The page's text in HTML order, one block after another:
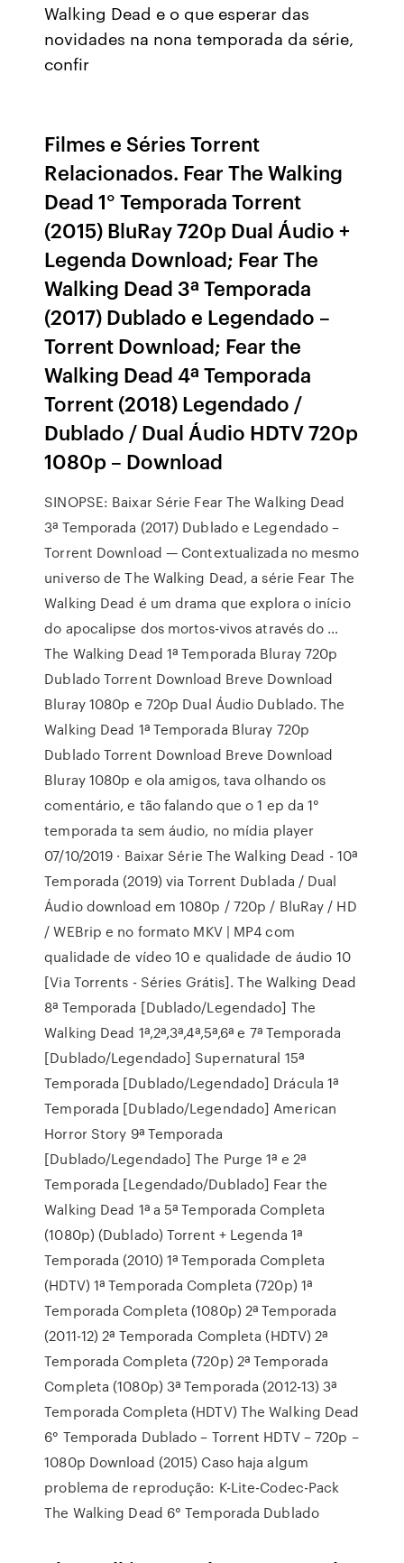
Walking Dead e o que esperar das
novidades na nona temporada da série,
confir
Filmes e Séries Torrent
Relacionados. Fear The Walking
Dead 1° Temporada Torrent
(2015) BluRay 720p Dual Áudio +
Legenda Download; Fear The
Walking Dead 3ª Temporada
(2017) Dublado e Legendado –
Torrent Download; Fear the
Walking Dead 4ª Temporada
Torrent (2018) Legendado /
Dublado / Dual Áudio HDTV 720p
1080p – Download
SINOPSE: Baixar Série Fear The Walking Dead
3ª Temporada (2017) Dublado e Legendado –
Torrent Download — Contextualizada no mesmo
universo de The Walking Dead, a série Fear The
Walking Dead é um drama que explora o início
do apocalipse dos mortos-vivos através do …
The Walking Dead 1ª Temporada Bluray 720p
Dublado Torrent Download Breve Download
Bluray 1080p e 720p Dual Áudio Dublado. The
Walking Dead 1ª Temporada Bluray 720p
Dublado Torrent Download Breve Download
Bluray 1080p e ola amigos, tava olhando os
comentário, e tão falando que o 1 ep da 1°
temporada ta sem áudio, no mídia player
07/10/2019 · Baixar Série The Walking Dead - 10ª
Temporada (2019) via Torrent Dublada / Dual
Áudio download em 1080p / 720p / BluRay / HD
/ WEBrip e no formato MKV | MP4 com
qualidade de vídeo 10 e qualidade de áudio 10
[Via Torrents - Séries Grátis]. The Walking Dead
8ª Temporada [Dublado/Legendado] The
Walking Dead 1ª,2ª,3ª,4ª,5ª,6ª e 7ª Temporada
[Dublado/Legendado] Supernatural 15ª
Temporada [Dublado/Legendado] Drácula 1ª
Temporada [Dublado/Legendado] American
Horror Story 9ª Temporada
[Dublado/Legendado] The Purge 1ª e 2ª
Temporada [Legendado/Dublado] Fear the
Walking Dead 1ª a 5ª Temporada Completa
(1080p) (Dublado) Torrent + Legenda 1ª
Temporada (2010) 1ª Temporada Completa
(HDTV) 1ª Temporada Completa (720p) 1ª
Temporada Completa (1080p) 2ª Temporada
(2011-12) 2ª Temporada Completa (HDTV) 2ª
Temporada Completa (720p) 2ª Temporada
Completa (1080p) 3ª Temporada (2012-13) 3ª
Temporada Completa (HDTV) The Walking Dead
6° Temporada Dublado – Torrent HDTV – 720p –
1080p Download (2015) Caso haja algum
problema de reprodução: K-Lite-Codec-Pack
The Walking Dead 6° Temporada Dublado